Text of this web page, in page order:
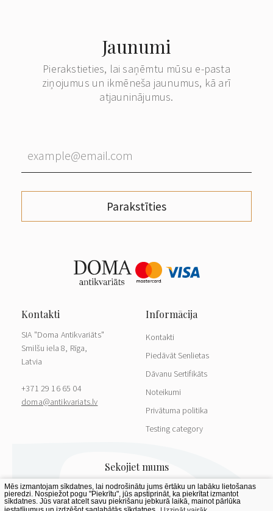
Jaunumi
Pierakstieties, lai saņēmtu mūsu e-pasta
ziņojumus un ikmēneša jaunumus, kā arī
atjauninājumus.
Parakstīties
SIA "Doma Antikvariāts"
Smilšu iela 8, Rīga,
Latvia
+371 29 16 65 04
doma@antikvariats.lv
Kontakti
Piedāvāt Senlietas
Dāvanu Sertifikāts
Noteikumi
Privātuma politika
Testing category
Mēs izmantojam sīkdatnes, lai nodrošinātu jums ērtāku un labāku lietošanas
pieredzi. Nospiežot pogu "Piekrītu", jūs apstiprināt, ka piekrītat izmantot
sīkdatnes. Jūs varat atcelt savu piekrišanu jebkurā laikā, mainot pārlūka